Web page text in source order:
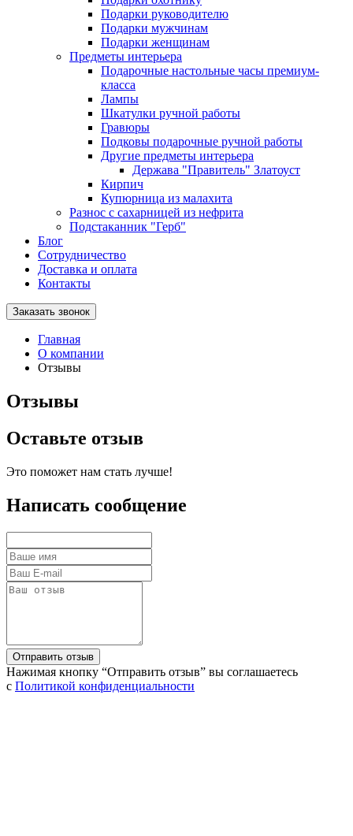
Подарки руководителю
Подарки мужчинам
Подарки женщинам
Предметы интерьера
Подарочные настольные часы премиум-
класса
Лампы
Шкатулки ручной работы
Гравюры
Подковы подарочные ручной работы
Другие предметы интерьера
Держава "Правитель" Златоуст
Кирпич
Купюрница из малахита
Разнос с сахарницей из нефрита
Подстаканник "Герб"
Блог
Сотрудничество
Доставка и оплата
Контакты
Заказать звонок
Главная
О компании
Отзывы
Отзывы
Оставьте отзыв
Это поможет нам стать лучше!
Написать сообщение
Нажимая кнопку “Отправить отзыв” вы соглашаетесь
с Политикой конфиденциальности